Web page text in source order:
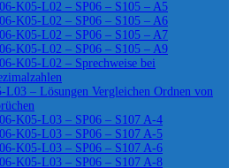
K05-L02 – SP06 – S105 – A5
K05-L02 – SP06 – S105 – A6
K05-L02 – SP06 – S105 – A7
K05-L02 – SP06 – S105 – A9
K05-L02 – Sprechweise bei
L03 – Lösungen Vergleichen Ordnen von
K05-L03 – SP06 – S107 A-4
K05-L03 – SP06 – S107 A-5
K05-L03 – SP06 – S107 A-6
K05-L03 – SP06 – S107 A-8